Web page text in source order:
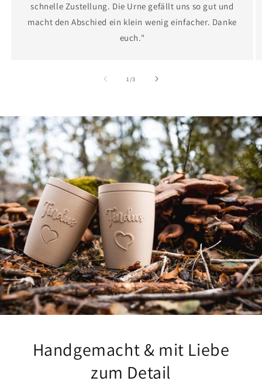
schnelle Zustellung. Die Urne gefällt uns so gut und
macht den Abschied ein klein wenig einfacher. Danke
euch."
1 /von
3
Handgemacht & mit Liebe
zum Detail